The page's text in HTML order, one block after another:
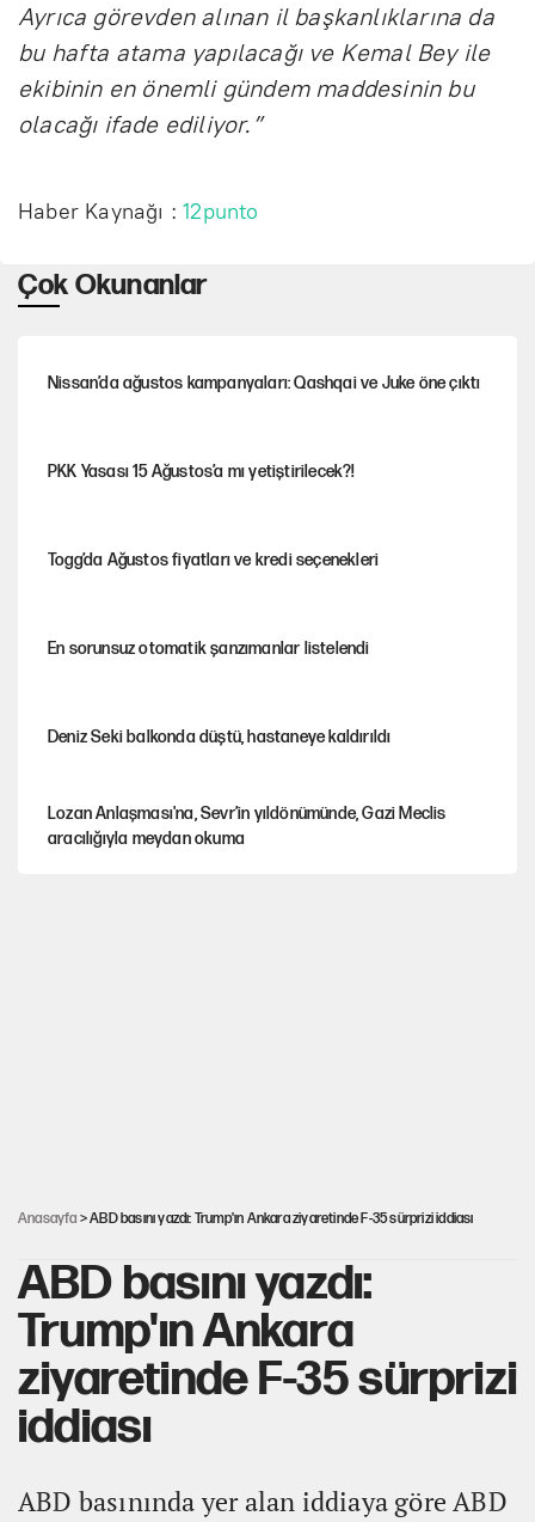
Ayrıca görevden alınan il başkanlıklarına da
bu hafta atama yapılacağı ve Kemal Bey ile
ekibinin en önemli gündem maddesinin bu
olacağı ifade ediliyor.”
Haber Kaynağı :12punto
Çok Okunanlar
Nissan’da ağustos kampanyaları: Qashqai ve Juke öne çıktı
PKK Yasası 15 Ağustos’a mı yetiştirilecek?!
Togg’da Ağustos fiyatları ve kredi seçenekleri
En sorunsuz otomatik şanzımanlar listelendi
Deniz Seki balkonda düştü, hastaneye kaldırıldı
Lozan Anlaşması'na, Sevr’in yıldönümünde, Gazi Meclis
aracılığıyla meydan okuma
Anasayfa > ABD basını yazdı: Trump'ın Ankara ziyaretinde F-35 sürprizi iddiası
ABD basını yazdı:
Trump'ın Ankara
ziyaretinde F-35 sürprizi
iddiası
ABD basınında yer alan iddiaya göre ABD